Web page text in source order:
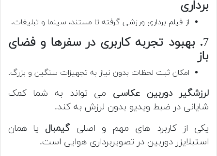
برداری
از فیلم برداری ورزشی گرفته تا مستند، سینما و تبلیغات.
7. بهبود تجربه کاربری در سفرها و فضای
باز
امکان ثبت لحظات بدون نیاز به تجهیزات سنگین و بزرگ.
لرزشگیر دوربین عکاسی می تواند به شما کمک
شایانی در ضبط ویدیو بدون لرزش به کند.
یکی از کاربرد های مهم و اصلی گیمبال یا همان
استبلایزر دوربین در تصویربرداری هوایی است.